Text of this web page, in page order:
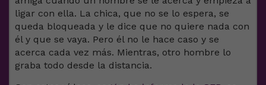
ligar con ella. La chica, que no se lo espera, se
queda bloqueada y le dice que no quiere nada con
él y que se vaya. Pero él no le hace caso y se
acerca cada vez más. Mientras, otro hombre lo
graba todo desde la distancia.